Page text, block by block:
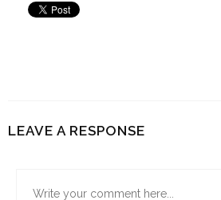
LEAVE A RESPONSE